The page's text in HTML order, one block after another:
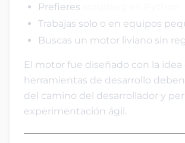
Prefieres
Trabajas solo o en equipos
Buscas un motor liviano sin
El motor fue diseñado con la idea
herramientas de desarrollo
del camino del desarrollador y
experimentación ágil.